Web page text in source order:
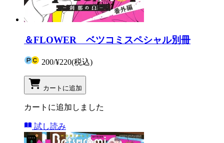
＆FLOWER ベツコミスペシャル別冊
200/¥220(税込)
カートに追加
カートに追加しました
試し読み